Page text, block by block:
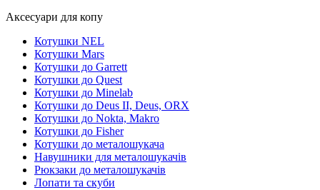
Аксесуари для копу
Котушки NEL
Котушки Mars
Котушки до Garrett
Котушки до Quest
Котушки до Minelab
Котушки до Deus II, Deus, ORX
Котушки до Nokta, Makro
Котушки до Fisher
Котушки до металошукача
Навушники для металошукачів
Рюкзаки до металошукачів
Лопати та скуби